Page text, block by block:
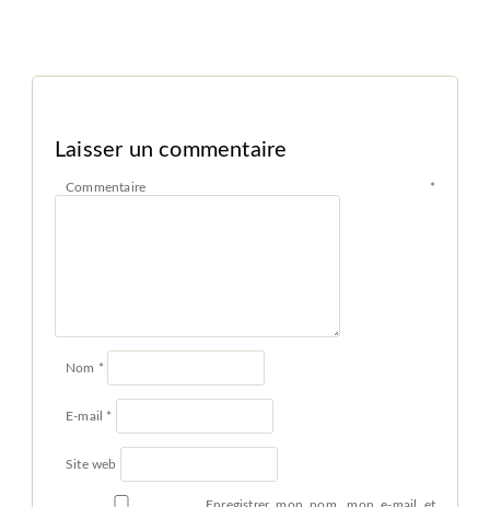
Laisser un commentaire
Commentaire *
Nom *
E-mail *
Site web